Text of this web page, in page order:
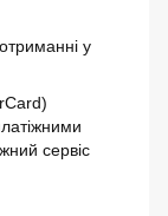
у
сервіс